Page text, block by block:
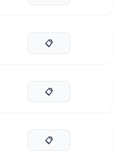
📋
📋
📋